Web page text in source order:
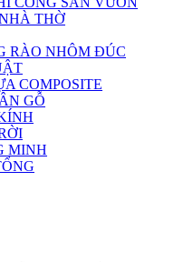
THỜ
RÀO NHÔM ĐÚC
COMPOSITE
GỖ
MINH